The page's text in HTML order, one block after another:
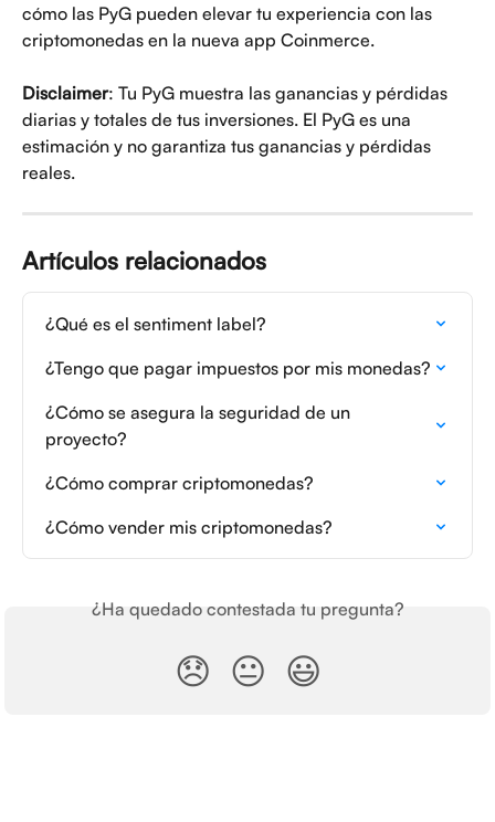
cómo las PyG pueden elevar tu experiencia con las
criptomonedas en la nueva app Coinmerce.
Disclaimer: Tu PyG muestra las ganancias y pérdidas
diarias y totales de tus inversiones. El PyG es una
estimación y no garantiza tus ganancias y pérdidas
reales.
Artículos relacionados
¿Qué es el sentiment label?
¿Tengo que pagar impuestos por mis monedas?
¿Cómo se asegura la seguridad de un
proyecto?
¿Cómo comprar criptomonedas?
¿Cómo vender mis criptomonedas?
¿Ha quedado contestada tu pregunta?
😞 😐 😃